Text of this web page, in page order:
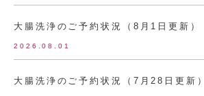
大腸洗浄のご予約状況（8月1日更新）
2026.08.01
大腸洗浄のご予約状況（7月28日更新）